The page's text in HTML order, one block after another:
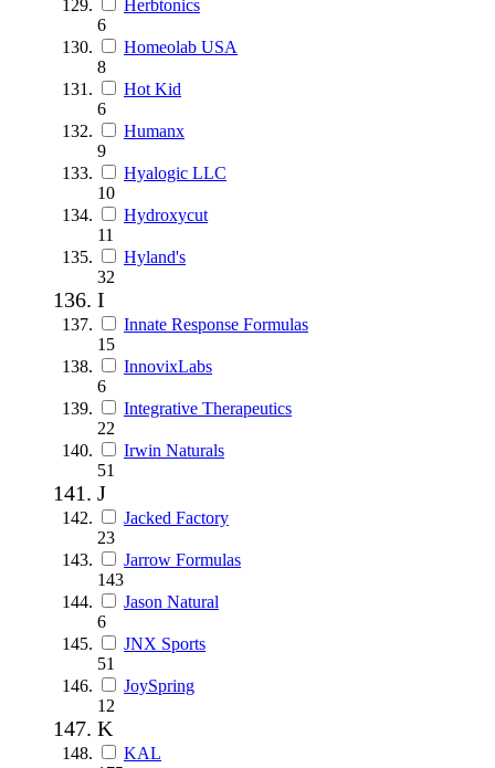
Herbtonics
6
Homeolab USA
8
Hot Kid
6
Humanx
9
Hyalogic LLC
10
Hydroxycut
11
Hyland's
32
I
Innate Response Formulas
15
InnovixLabs
6
Integrative Therapeutics
22
Irwin Naturals
51
J
Jacked Factory
23
Jarrow Formulas
143
Jason Natural
6
JNX Sports
51
JoySpring
12
K
KAL